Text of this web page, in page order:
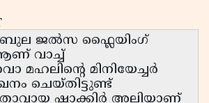
ജൽസ ഫ്ലൈയിംഗ്
വാച്ച്
മഹലിന്റെ മിനിയേച്ചർ
ചെയ്തിട്ടുണ്ട്
ഷാക്കിർ അലിയാണ്